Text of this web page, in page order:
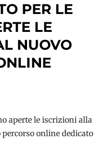
PER LE
LE
NUOVO
aperte le iscrizioni alla
online dedicato